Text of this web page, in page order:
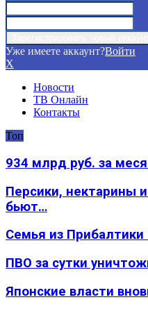
Уже имеете аккаунт?Войти
X
Новости
ТВ Онлайн
Контакты
Топ
934 млрд руб. за
Персики, нектарины
бьют…
Семья из
ПВО за сутки
Японские власти